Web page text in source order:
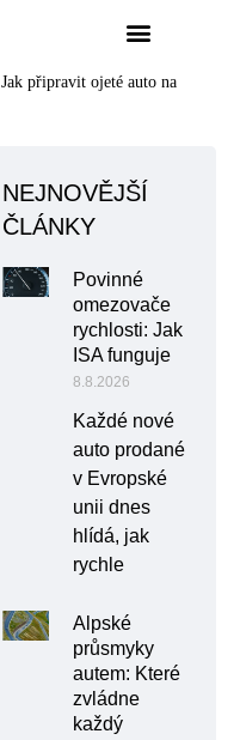
Jak připravit ojeté auto na
NEJNOVĚJŠÍ
ČLÁNKY
Povinné
omezovače
rychlosti: Jak
ISA funguje
8.8.2026
Každé nové
auto prodané
v Evropské
unii dnes
hlídá, jak
rychle
Alpské
průsmyky
autem: Které
zvládne
každý